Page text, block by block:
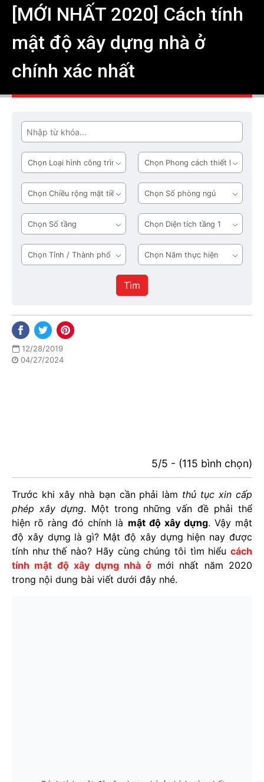
[MỚI NHẤT 2020] Cách tính
mật độ xây dựng nhà ở
chính xác nhất
Tìm
Loại
hình
công
trình
Phong
cách
thiết
kế
Chiều
rộng
mặt
tiền
Số
phòng
ngủ
Số
tầng
Diện
tích
tầng
1
Tỉnh
/
Năm
thực
hiện
Tìm
12/28/2019
04/27/2024
5/5 - (115 bình chọn)
Trước khi xây nhà bạn cần phải làm thủ tục xin cấp
phép xây dựng. Một trong những vấn đề phải thể
hiện rõ ràng đó chính là mật độ xây dựng. Vậy mật
độ xây dựng là gì? Mật độ xây dựng hiện nay được
tính như thế nào? Hãy cùng chúng tôi tìm hiểu cách
tính mật độ xây dựng nhà ở mới nhất năm 2020
trong nội dung bài viết dưới đây nhé.